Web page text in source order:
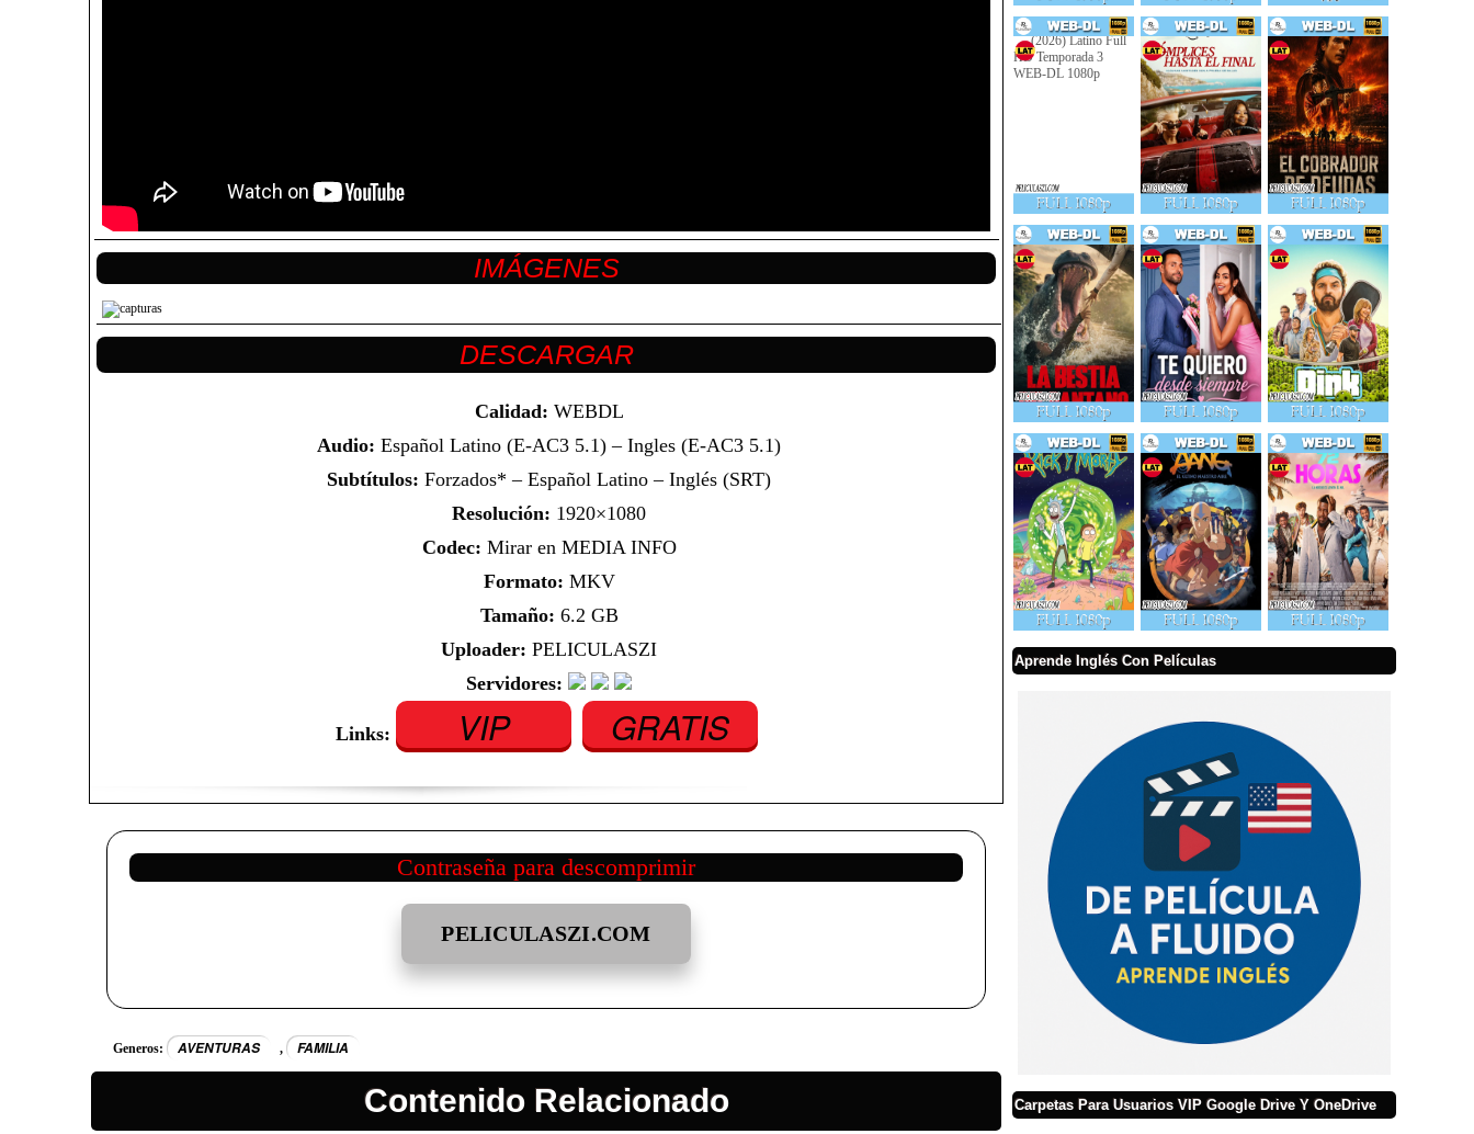
Calidad: WEBDL
Audio: Español Latino (E-AC3 5.1) – Ingles (E-AC3 5.1)
Subtítulos: Forzados* – Español Latino – Inglés (SRT)
Resolución: 1920×1080
Codec: Mirar en MEDIA INFO
Formato: MKV
Tamaño: 6.2 GB
Uploader: PELICULASZI
Servidores:
Links: VIP GRATIS
Contraseña para descomprimir
PELICULASZI.COM
Generos: AVENTURAS , FAMILIA
Contenido Relacionado
Aprende Inglés Con Películas
Carpetas Para Usuarios VIP Google Drive Y OneDrive